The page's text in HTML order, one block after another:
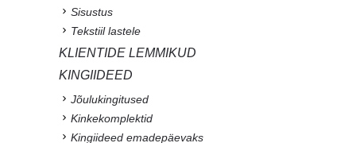
Sisustus
Tekstiil lastele
KLIENTIDE LEMMIKUD
KINGIIDEED
Jõulukingitused
Kinkekomplektid
Kingiideed emadepäevaks